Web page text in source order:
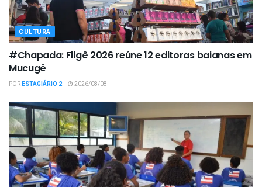
CULTURA
#Chapada: Fligê 2026 reúne 12 editoras baianas em
Mucugê
PORESTAGIÁRIO 2 2026/08/08